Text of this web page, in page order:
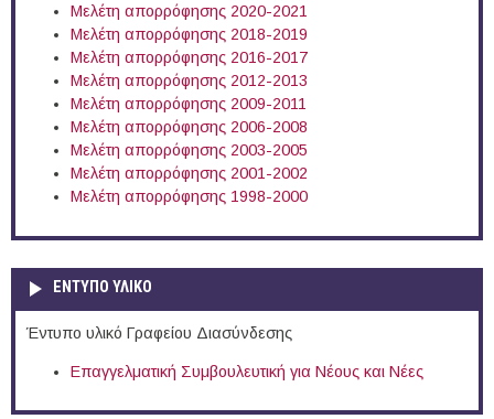
Μελέτη απορρόφησης 2020-2021
Μελέτη απορρόφησης 2018-2019
Μελέτη απορρόφησης 2016-2017
Μελέτη απορρόφησης 2012-2013
Μελέτη απορρόφησης 2009-2011
Μελέτη απορρόφησης 2006-2008
Μελέτη απορρόφησης 2003-2005
Μελέτη απορρόφησης 2001-2002
Μελέτη απορρόφησης 1998-2000
ΕΝΤΥΠΟ ΥΛΙΚΟ
Έντυπο υλικό Γραφείου Διασύνδεσης
Επαγγελματική Συμβουλευτική για Νέους και Νέες